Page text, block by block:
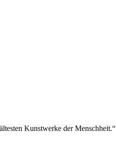
Kunstwerke der Menschheit.“